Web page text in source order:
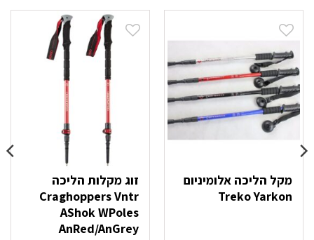
מקל הליכה אלומיניום
Treko Yarkon
זוג מקלות הליכה
Craghoppers Vntr
AShok WPoles
AnRed/AnGrey